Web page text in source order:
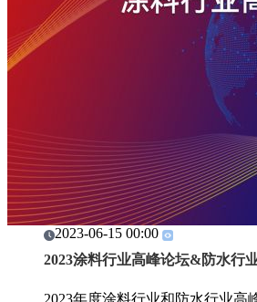
2023-06-15 00:00
2023涂料行业高峰论坛&防水行
2023年度涂料行业和防水行业高